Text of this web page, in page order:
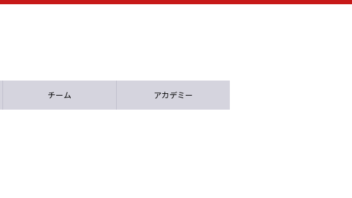
- - -
チーム アカデミー